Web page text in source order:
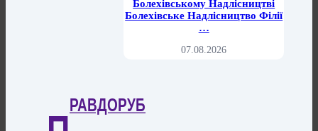
Болехівському Надлісництві
Болехівське Надлісництво Філії
…
07.08.2026
РАВДОРУБ